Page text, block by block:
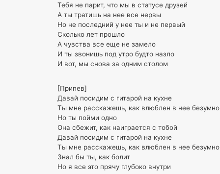
Тебя не парит, что мы в статусе друзей
А ты тратишь на нее все нервы
Но не последний у нее ты и не первый
Сколько лет прошло
А чувства все еще не замело
И ты звонишь под утро будто назло
И вот, мы снова за одним столом
[Припев]
Давай посидим с гитарой на кухне
Ты мне расскажешь, как влюблен в нее безумно
Но ты пойми одно
Она сбежит, как наиграется с тобой
Давай посидим с гитарой на кухне
Ты мне расскажешь, как влюблен в нее безумно
Знал бы ты, как болит
Но я все это прячу глубоко внутри